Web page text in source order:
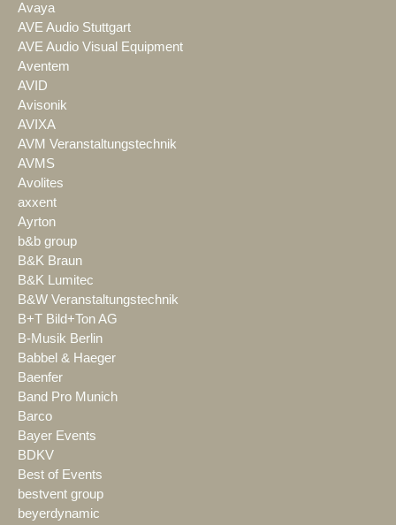
Avaya
AVE Audio Stuttgart
AVE Audio Visual Equipment
Aventem
AVID
Avisonik
AVIXA
AVM Veranstaltungstechnik
AVMS
Avolites
axxent
Ayrton
b&b group
B&K Braun
B&K Lumitec
B&W Veranstaltungstechnik
B+T Bild+Ton AG
B-Musik Berlin
Babbel & Haeger
Baenfer
Band Pro Munich
Barco
Bayer Events
BDKV
Best of Events
bestvent group
beyerdynamic